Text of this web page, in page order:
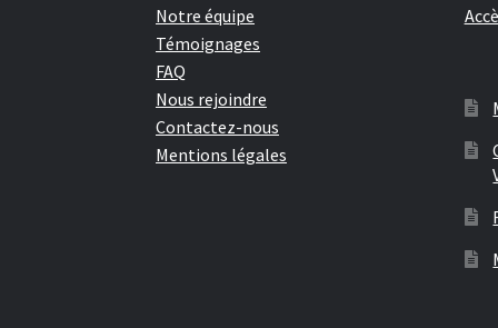
Notre équipe
Témoignages
FAQ
Nous rejoindre
Contactez-nous
Mentions légales